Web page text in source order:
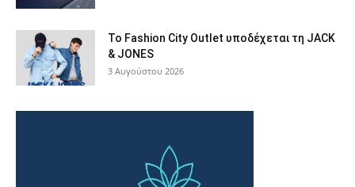
Το Fashion City Outlet υποδέχεται τη JACK
& JONES
3 Αυγούστου 2026